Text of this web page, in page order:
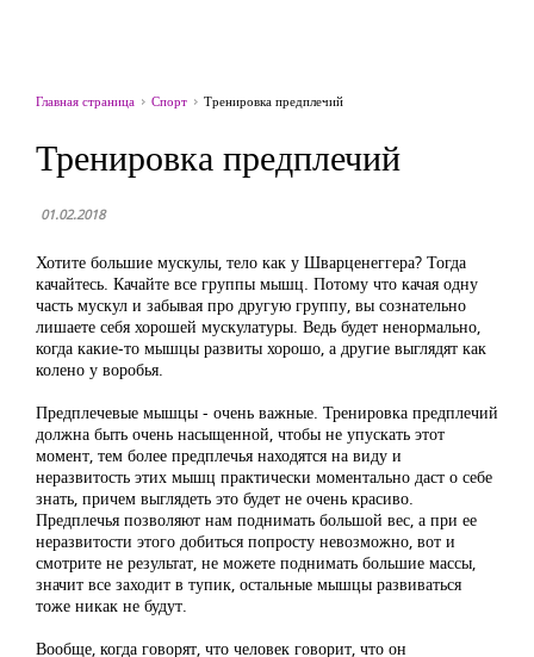
Главная страница Спорт Тренировка предплечий
Тренировка предплечий
01.02.2018
Хотите большие мускулы, тело как у Шварценеггера? Тогда
качайтесь. Качайте все группы мышц. Потому что качая одну
часть мускул и забывая про другую группу, вы сознательно
лишаете себя хорошей мускулатуры. Ведь будет ненормально,
когда какие-то мышцы развиты хорошо, а другие выглядят как
колено у воробья.
Предплечевые мышцы - очень важные. Тренировка предплечий
должна быть очень насыщенной, чтобы не упускать этот
момент, тем более предплечья находятся на виду и
неразвитость этих мышц практически моментально даст о себе
знать, причем выглядеть это будет не очень красиво.
Предплечья позволяют нам поднимать большой вес, а при ее
неразвитости этого добиться попросту невозможно, вот и
смотрите не результат, не можете поднимать большие массы,
значит все заходит в тупик, остальные мышцы развиваться
тоже никак не будут.
Вообще, когда говорят, что человек говорит, что он